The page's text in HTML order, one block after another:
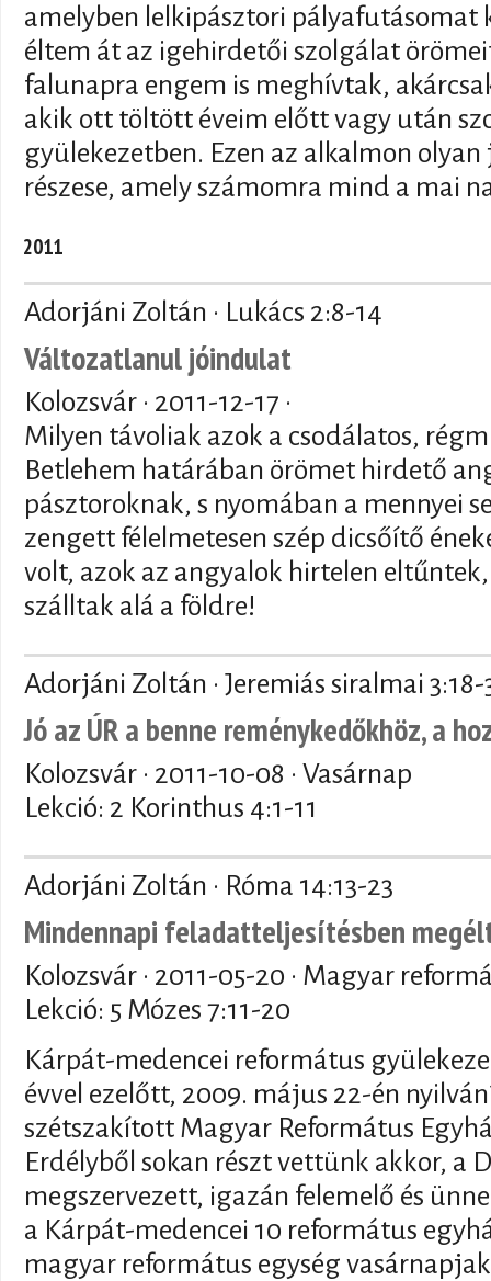
amelyben lelkipásztori pályafutásomat
éltem át az igehirdetői szolgálat
falunapra engem is meghívtak,
akik ott töltött éveim előtt vagy után
gyülekezetben. Ezen az alkalmon
részese, amely számomra mind a mai
2011
Adorjáni Zoltán · Lukács 2:8-14
Változatlanul jóindulat
Kolozsvár · 2011-12-17 ·
Milyen távoliak azok a csodálatos,
Betlehem határában örömet hirdető
pásztoroknak, s nyomában a mennyei
zengett félelmetesen szép dicsőítő
volt, azok az angyalok hirtelen
szálltak alá a földre!
Adorjáni Zoltán · Jeremiás siralmai 3:18-
Jó az ÚR a benne reménykedőkhöz, a
Kolozsvár · 2011-10-08 · Vasárnap
Lekció: 2 Korinthus 4:1-11
Adorjáni Zoltán · Róma 14:13-23
Mindennapi feladatteljesítésben
Kolozsvár · 2011-05-20 · Magyar
Lekció: 5 Mózes 7:11-20
Kárpát-medencei református
évvel ezelőtt, 2009. május 22-én
szétszakított Magyar Református
Erdélyből sokan részt vettünk akkor, a
megszervezett, igazán felemelő és
a Kárpát-medencei 10 református
magyar református egység